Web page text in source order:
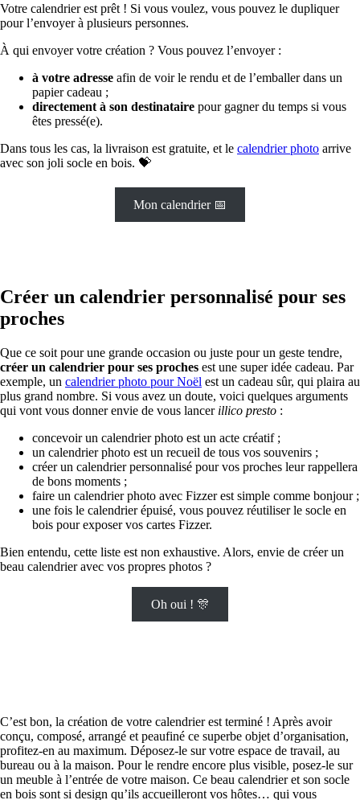
Votre calendrier est prêt ! Si vous voulez, vous pouvez le dupliquer
pour l’envoyer à plusieurs personnes.
À qui envoyer votre création ? Vous pouvez l’envoyer :
à votre adresse afin de voir le rendu et de l’emballer dans un
papier cadeau ;
directement à son destinataire pour gagner du temps si vous
êtes pressé(e).
Dans tous les cas, la livraison est gratuite, et le calendrier photo arrive
avec son joli socle en bois. 💝
Mon calendrier 📅
Créer un calendrier personnalisé pour ses
proches
Que ce soit pour une grande occasion ou juste pour un geste tendre,
créer un calendrier pour ses proches est une super idée cadeau. Par
exemple, un calendrier photo pour Noël est un cadeau sûr, qui plaira au
plus grand nombre. Si vous avez un doute, voici quelques arguments
qui vont vous donner envie de vous lancer illico presto :
concevoir un calendrier photo est un acte créatif ;
un calendrier photo est un recueil de tous vos souvenirs ;
créer un calendrier personnalisé pour vos proches leur rappellera
de bons moments ;
faire un calendrier photo avec Fizzer est simple comme bonjour ;
une fois le calendrier épuisé, vous pouvez réutiliser le socle en
bois pour exposer vos cartes Fizzer.
Bien entendu, cette liste est non exhaustive. Alors, envie de créer un
beau calendrier avec vos propres photos ?
Oh oui ! 🎊
C’est bon, la création de votre calendrier est terminé ! Après avoir
conçu, composé, arrangé et peaufiné ce superbe objet d’organisation,
profitez-en au maximum. Déposez-le sur votre espace de travail, au
bureau ou à la maison. Pour le rendre encore plus visible, posez-le sur
un meuble à l’entrée de votre maison. Ce beau calendrier et son socle
en bois sont si design qu’ils accueilleront vos hôtes… qui vous